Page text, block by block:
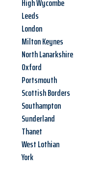
High Wycombe
Leeds
London
Milton Keynes
North Lanarkshire
Oxford
Portsmouth
Scottish Borders
Southampton
Sunderland
Thanet
West Lothian
York